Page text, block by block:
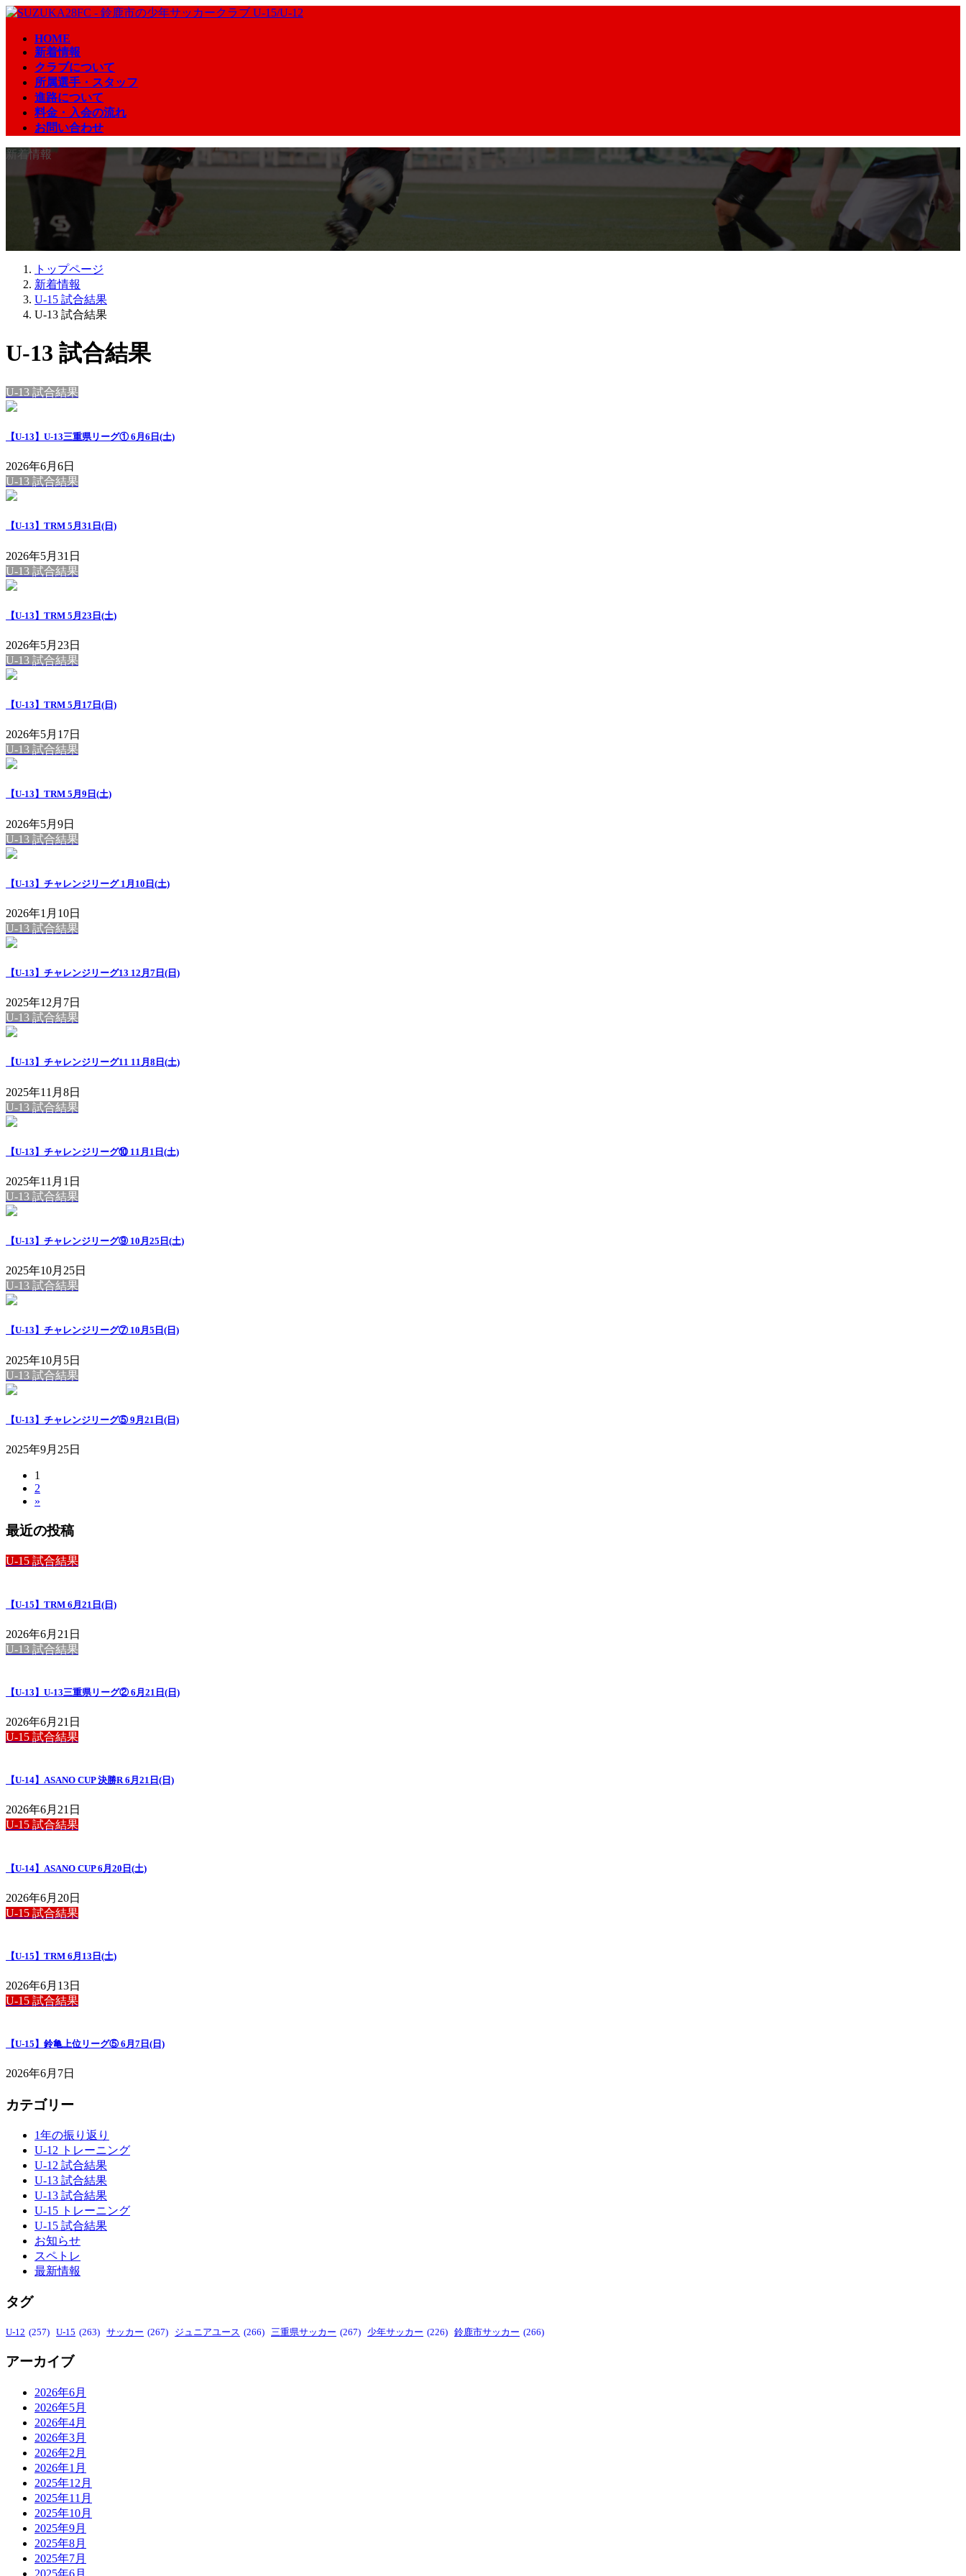
コ
プ
ナ
動
HOME
新着情報
クラブについて
所属選手・スタッフ
進路について
料金・入会の流れ
お問い合わせ
新着情報
トップページ
新着情報
U-15 試合結果
U-13 試合結果
U-13 試合結果
U-13 試合結果
【U-13】U-13三重県リーグ① 6月6日(土)
2026年6月6日
U-13 試合結果
【U-13】TRM 5月31日(日)
2026年5月31日
U-13 試合結果
【U-13】TRM 5月23日(土)
2026年5月23日
U-13 試合結果
【U-13】TRM 5月17日(日)
2026年5月17日
U-13 試合結果
【U-13】TRM 5月9日(土)
2026年5月9日
U-13 試合結果
【U-13】チャレンジリーグ 1月10日(土)
2026年1月10日
U-13 試合結果
【U-13】チャレンジリーグ13 12月7日(日)
2025年12月7日
U-13 試合結果
【U-13】チャレンジリーグ11 11月8日(土)
2025年11月8日
U-13 試合結果
【U-13】チャレンジリーグ⑩ 11月1日(土)
2025年11月1日
U-13 試合結果
【U-13】チャレンジリーグ⑨ 10月25日(土)
2025年10月25日
U-13 試合結果
【U-13】チャレンジリーグ⑦ 10月5日(日)
2025年10月5日
U-13 試合結果
【U-13】チャレンジリーグ⑤ 9月21日(日)
2025年9月25日
の
ー
ジ
り
固
定
ペ
ジ
1
固
定
ー
2
»
最近の投稿
U-15 試合結果
【U-15】TRM 6月21日(日)
2026年6月21日
U-13 試合結果
【U-13】U-13三重県リーグ② 6月21日(日)
2026年6月21日
U-15 試合結果
【U-14】ASANO CUP 決勝R 6月21日(日)
2026年6月21日
U-15 試合結果
【U-14】ASANO CUP 6月20日(土)
2026年6月20日
U-15 試合結果
【U-15】TRM 6月13日(土)
2026年6月13日
U-15 試合結果
【U-15】鈴亀上位リーグ⑤ 6月7日(日)
2026年6月7日
カテゴリー
1年の振り返り
U-12 トレーニング
U-12 試合結果
U-13 試合結果
U-13 試合結果
U-15 トレーニング
U-15 試合結果
お知らせ
スペトレ
最新情報
タグ
U-12 (257) U-15 (263) サッカー (267) ジュニアユース (266) 三重県サッカー (267) 少年サッカー (226) 鈴鹿市サッカー (266)
アーカイブ
2026年6月
2026年5月
2026年4月
2026年3月
2026年2月
2026年1月
2025年12月
2025年11月
2025年10月
2025年9月
2025年8月
2025年7月
2025年6月